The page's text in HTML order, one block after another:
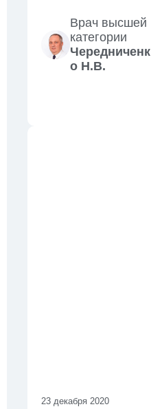
Врач высшей
категории
Чередниченк
о Н.В.
23 декабря 2020